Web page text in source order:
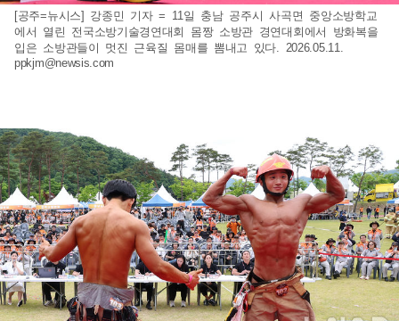
[공주=뉴시스] 강종민 기자 = 11일 충남 공주시 사곡면 중앙소방학교
에서 열린 전국소방기술경연대회 몸짱 소방관 경연대회에서 방화복을
입은 소방관들이 멋진 근육질 몸매를 뽐내고 있다. 2026.05.11.
ppkjm@newsis.com